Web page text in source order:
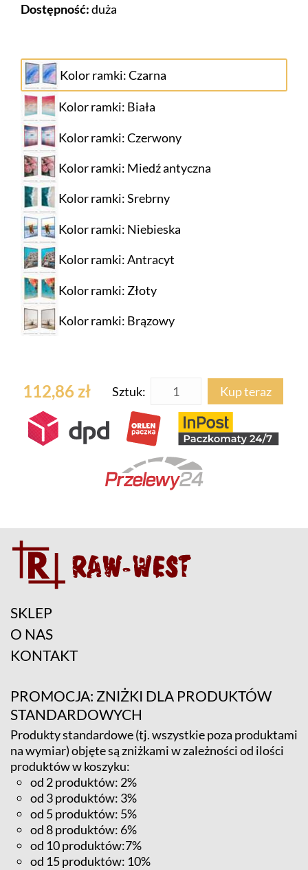
Dostępność:duża
Kolor ramki: Czarna
Kolor ramki: Biała
Kolor ramki: Czerwony
Kolor ramki: Miedź antyczna
Kolor ramki: Srebrny
Kolor ramki: Niebieska
Kolor ramki: Antracyt
Kolor ramki: Złoty
Kolor ramki: Brązowy
112,86 zł Sztuk: Kup teraz
SKLEP
O NAS
KONTAKT
PROMOCJA: ZNIŻKI DLA PRODUKTÓW
STANDARDOWYCH
Produkty standardowe (tj. wszystkie poza produktami
na wymiar) objęte są zniżkami w zależności od ilości
produktów w koszyku:
od 2 produktów: 2%
od 3 produktów: 3%
od 5 produktów: 5%
od 8 produktów: 6%
od 10 produktów:7%
od 15 produktów: 10%